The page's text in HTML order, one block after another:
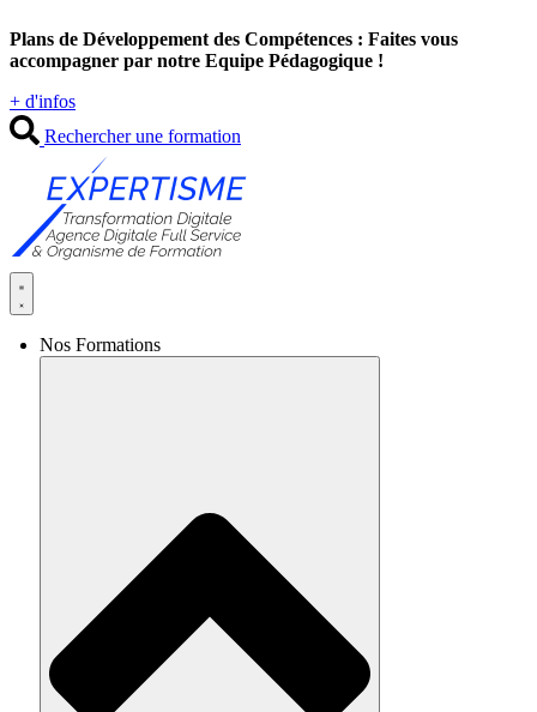
au
contenu
Plans de Développement des Compétences : Faites vous
accompagner par notre Equipe Pédagogique !
+ d'infos
Rechercher une formation
Nos Formations